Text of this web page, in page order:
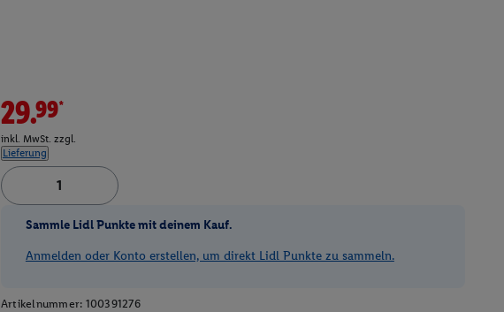
29.99*
inkl. MwSt. zzgl.
Lieferung
Sammle Lidl Punkte mit deinem Kauf.
Anmelden oder Konto erstellen, um direkt Lidl Punkte zu sammeln.
Artikelnummer: 100391276